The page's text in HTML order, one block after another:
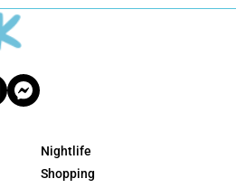
Nightlife
Shopping